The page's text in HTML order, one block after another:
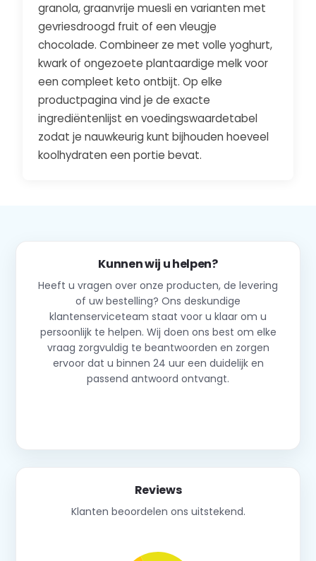
granola, graanvrije muesli en varianten met
gevriesdroogd fruit of een vleugje
chocolade. Combineer ze met volle yoghurt,
kwark of ongezoete plantaardige melk voor
een compleet keto ontbijt. Op elke
productpagina vind je de exacte
ingrediëntenlijst en voedingswaardetabel
zodat je nauwkeurig kunt bijhouden hoeveel
koolhydraten een portie bevat.
Kunnen wij u helpen?
Heeft u vragen over onze producten, de levering
of uw bestelling? Ons deskundige
klantenserviceteam staat voor u klaar om u
persoonlijk te helpen. Wij doen ons best om elke
vraag zorgvuldig te beantwoorden en zorgen
ervoor dat u binnen 24 uur een duidelijk en
passend antwoord ontvangt.
Reviews
Klanten beoordelen ons uitstekend.